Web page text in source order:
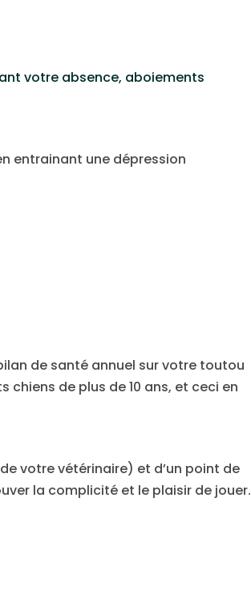
votre absence, aboiements
entrainant une dépression
de santé annuel sur votre toutou
de plus de 10 ans, et ceci en
votre vétérinaire) et d’un point de
la complicité et le plaisir de jouer.